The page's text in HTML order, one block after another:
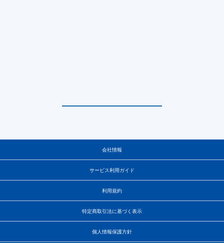
会社情報
サービス利用ガイド
利用規約
特定商取引法に基づく表示
個人情報保護方針